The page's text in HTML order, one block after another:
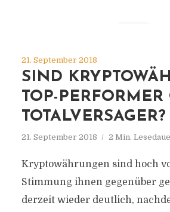
21. September 2018
SIND
TOP-PERFORMER
TOTALVERSAGER?
21. September 2018 2 Min.
Kryptowährungen sind hoch
Stimmung ihnen gegenüber
derzeit wieder deutlich,